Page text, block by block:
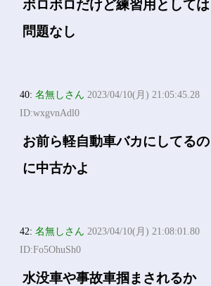
ボロボロだけど練習用としては
問題なし
40:名無しさん 2023/04/10(月) 21:05:45.28
ID:wxgvnAdl0
お前ら軽自動車バカにしてるの
に中古かよ
42:名無しさん 2023/04/10(月) 21:08:01.80
ID:Fo5OhuSh0
水没車や事故車掴まされるか